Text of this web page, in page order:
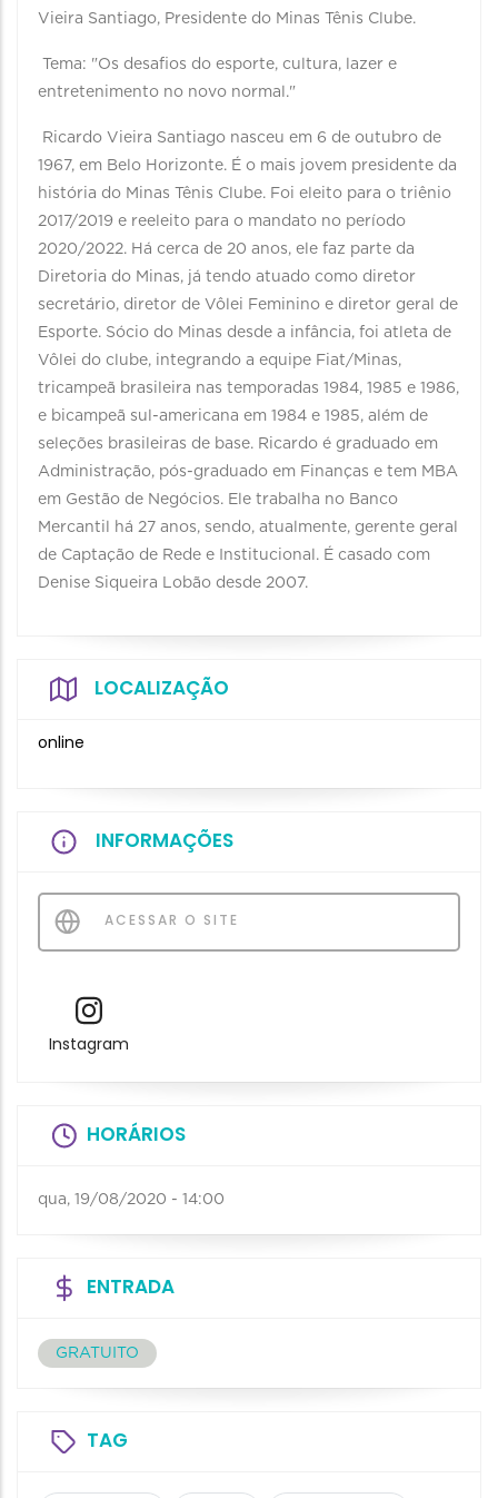
Vieira Santiago, Presidente do Minas Tênis Clube.
Tema: "Os desafios do esporte, cultura, lazer e
entretenimento no novo normal."
Ricardo Vieira Santiago nasceu em 6 de outubro de
1967, em Belo Horizonte. É o mais jovem presidente da
história do Minas Tênis Clube. Foi eleito para o triênio
2017/2019 e reeleito para o mandato no período
2020/2022. Há cerca de 20 anos, ele faz parte da
Diretoria do Minas, já tendo atuado como diretor
secretário, diretor de Vôlei Feminino e diretor geral de
Esporte. Sócio do Minas desde a infância, foi atleta de
Vôlei do clube, integrando a equipe Fiat/Minas,
tricampeã brasileira nas temporadas 1984, 1985 e 1986,
e bicampeã sul-americana em 1984 e 1985, além de
seleções brasileiras de base. Ricardo é graduado em
Administração, pós-graduado em Finanças e tem MBA
em Gestão de Negócios. Ele trabalha no Banco
Mercantil há 27 anos, sendo, atualmente, gerente geral
de Captação de Rede e Institucional. É casado com
Denise Siqueira Lobão desde 2007.
LOCALIZAÇÃO
online
INFORMAÇÕES
ACESSAR O SITE
Instagram
HORÁRIOS
qua, 19/08/2020 - 14:00
ENTRADA
GRATUITO
TAG